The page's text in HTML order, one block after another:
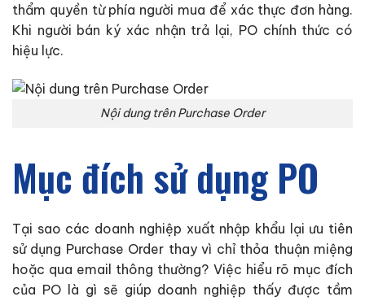
thẩm quyền từ phía người mua để xác thực đơn hàng.
Khi người bán ký xác nhận trả lại, PO chính thức có
hiệu lực.
Nội dung trên Purchase Order
Mục đích sử dụng PO
Tại sao các doanh nghiệp xuất nhập khẩu lại ưu tiên
sử dụng Purchase Order thay vì chỉ thỏa thuận miệng
hoặc qua email thông thường? Việc hiểu rõ mục đích
của PO là gì sẽ giúp doanh nghiệp thấy được tầm